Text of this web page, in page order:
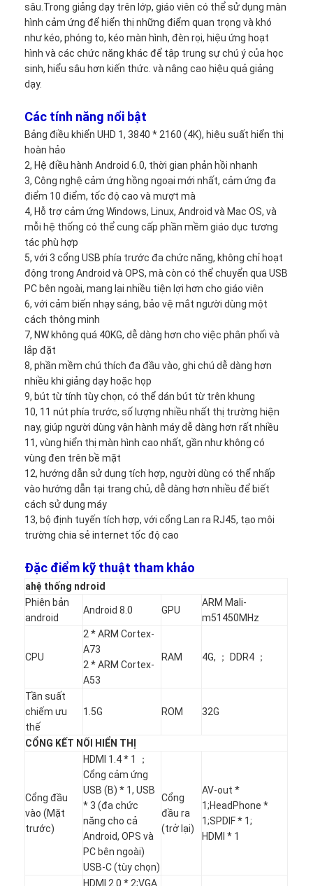
Tham quan nhà máy
Kiểm soát chất lượng
Tin tức
Tất cả các trường hợp
Blog
nói chuyện ngay.
Bảng tương tác Iboard
Bảng trắng tương tác IR
Bảng tương tác hồng ngoại
Bảng phẳng tương tác
Màn hình cảm ứng tương tác
bảng thông minh LCD
Bảng tương tác LED
Bảng trắng màn hình cảm ứng tương tác
Bảng trắng tương tác tất cả trong một
Bảng đen thông minh
Bảng máy chiếu tương tác
Khung cảm ứng hồng ngoại
Đế bảng trắng tương tác
Máy ảnh tài liệu Visualizer
Kiosk màn hình cảm ứng
Bảng hiệu kỹ thuật số
Màn hình quảng cáo kỹ thuật số
màn hình thông minh di động
sâu.Trong giảng dạy trên lớp, giáo viên có thể sử dụng màn
hình cảm ứng để hiển thị những điểm quan trọng và khó
như kéo, phóng to, kéo màn hình, đèn rọi, hiệu ứng hoạt
hình và các chức năng khác để tập trung sự chú ý của học
sinh, hiểu sâu hơn kiến ​​thức. và nâng cao hiệu quả giảng
dạy.
Các tính năng nổi bật
Bảng điều khiển UHD 1, 3840 * 2160 (4K), hiệu suất hiển thị
hoàn hảo
2, Hệ điều hành Android 6.0, thời gian phản hồi nhanh
3, Công nghệ cảm ứng hồng ngoại mới nhất, cảm ứng đa
điểm 10 điểm, tốc độ cao và mượt mà
4, Hỗ trợ cảm ứng Windows, Linux, Android và Mac OS, và
mỗi hệ thống có thể cung cấp phần mềm giáo dục tương
tác phù hợp
5, với 3 cổng USB phía trước đa chức năng, không chỉ hoạt
động trong Android và OPS, mà còn có thể chuyển qua USB
PC bên ngoài, mang lại nhiều tiện lợi hơn cho giáo viên
6, với cảm biến nhạy sáng, bảo vệ mắt người dùng một
cách thông minh
7, NW không quá 40KG, dễ dàng hơn cho việc phân phối và
lắp đặt
8, phần mềm chú thích đa đầu vào, ghi chú dễ dàng hơn
nhiều khi giảng dạy hoặc họp
9, bút từ tính tùy chọn, có thể dán bút từ trên khung
10, 11 nút phía trước, số lượng nhiều nhất thị trường hiện
nay, giúp người dùng vận hành máy dễ dàng hơn rất nhiều
11, vùng hiển thị màn hình cao nhất, gần như không có
vùng đen trên bề mặt
12, hướng dẫn sử dụng tích hợp, người dùng có thể nhấp
vào hướng dẫn tại trang chủ, dễ dàng hơn nhiều để biết
cách sử dụng máy
13, bộ định tuyến tích hợp, với cổng Lan ra RJ45, tạo môi
trường chia sẻ internet tốc độ cao
Đặc điểm kỹ thuật tham khảo
a hệ thống ndroid
Phiên bản
android
Android 8.0 GPU
ARM Mali-
m51450MHz
CPU
2 * ARM Cortex-
A73
2 * ARM Cortex-
A53
RAM 4G, ； DDR4 ；
Tần suất
chiếm ưu
thế
1.5G ROM 32G
CỔNG KẾT NỐI HIỂN THỊ
Cổng đầu
vào (Mặt
trước)
HDMI 1.4 * 1 ；
Cổng cảm ứng
USB (B) * 1, USB
* 3 (đa chức
năng cho cả
Android, OPS và
PC bên ngoài)
USB-C (tùy chọn)
Cổng
đầu ra
(trở lại)
AV-out *
1;HeadPhone *
1;SPDIF * 1;
HDMI * 1
HDMI 2.0 * 2;VGA